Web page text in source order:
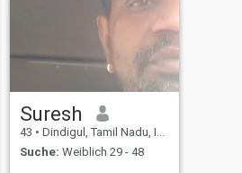
Suresh
43 • Dindigul, Tamil Nadu, Indien
Suche: Weiblich 29 - 48